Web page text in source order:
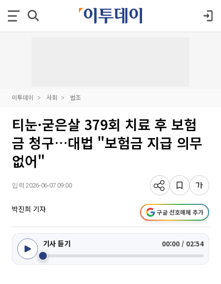
이투데이 사회 법조
티눈·굳은살 379회 치료 후 보험
금 청구…대법 "보험금 지급 의무
없어"
입력 2026-06-07 09:00
박진희 기자 구글 선호매체 추가
기사 듣기 00:00 / 02:54